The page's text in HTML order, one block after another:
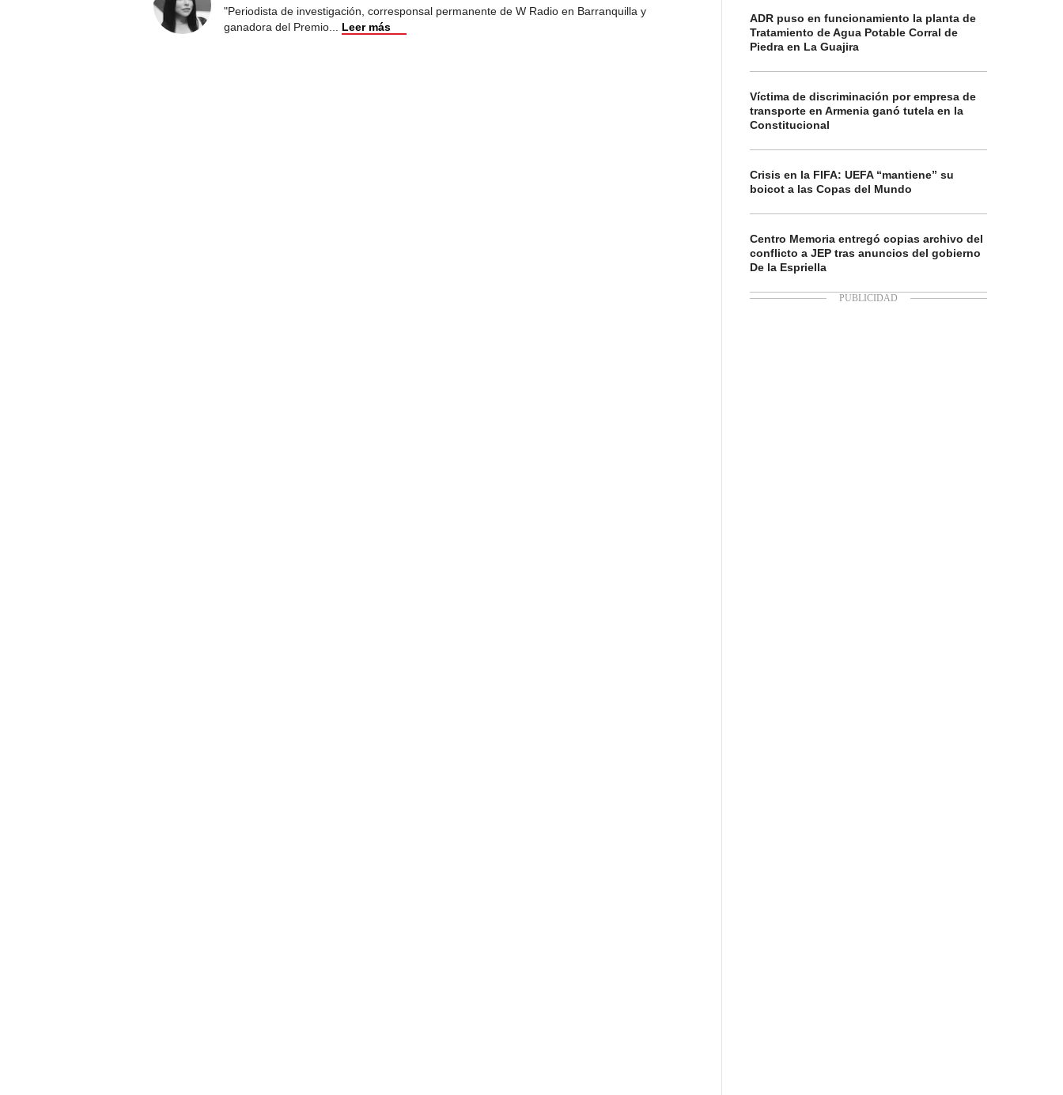
"Periodista de investigación, corresponsal permanente de W Radio en Barranquilla y
ganadora del Premio... Leer más
ADR puso en funcionamiento la planta de
Tratamiento de Agua Potable Corral de
Piedra en La Guajira
Víctima de discriminación por empresa de
transporte en Armenia ganó tutela en la
Constitucional
Crisis en la FIFA: UEFA “mantiene” su
boicot a las Copas del Mundo
Centro Memoria entregó copias archivo del
conflicto a JEP tras anuncios del gobierno
De la Espriella